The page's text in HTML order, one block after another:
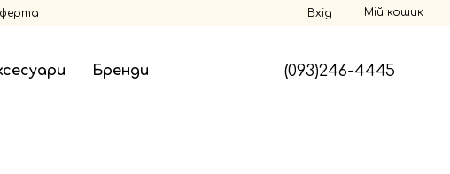
Вхід Мій кошик
Бренди (093)246-4445